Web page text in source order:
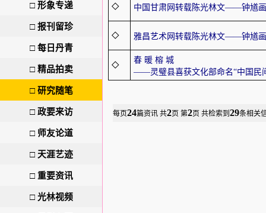
□ 形象专递
□ 报刊留珍
□ 每日丹青
□ 精品拍卖
□ 研究随笔
□ 政要来访
□ 师友论道
□ 天涯艺迹
□ 重要资讯
□ 光林视频
◇ 中国甘肃网转载陈光林文——钟馗
◇ 雅昌艺术网转载陈光林文——钟馗
◇
春 暖 榕 城
——灵璧县喜获文化部命名“中国民
每页24篇资讯 共2页 第2页 共检索到 29条相关